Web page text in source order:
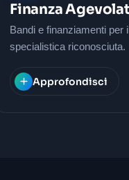
Finanza
Bandi e finanziamenti per
specialistica riconosciuta.
Approfondisci